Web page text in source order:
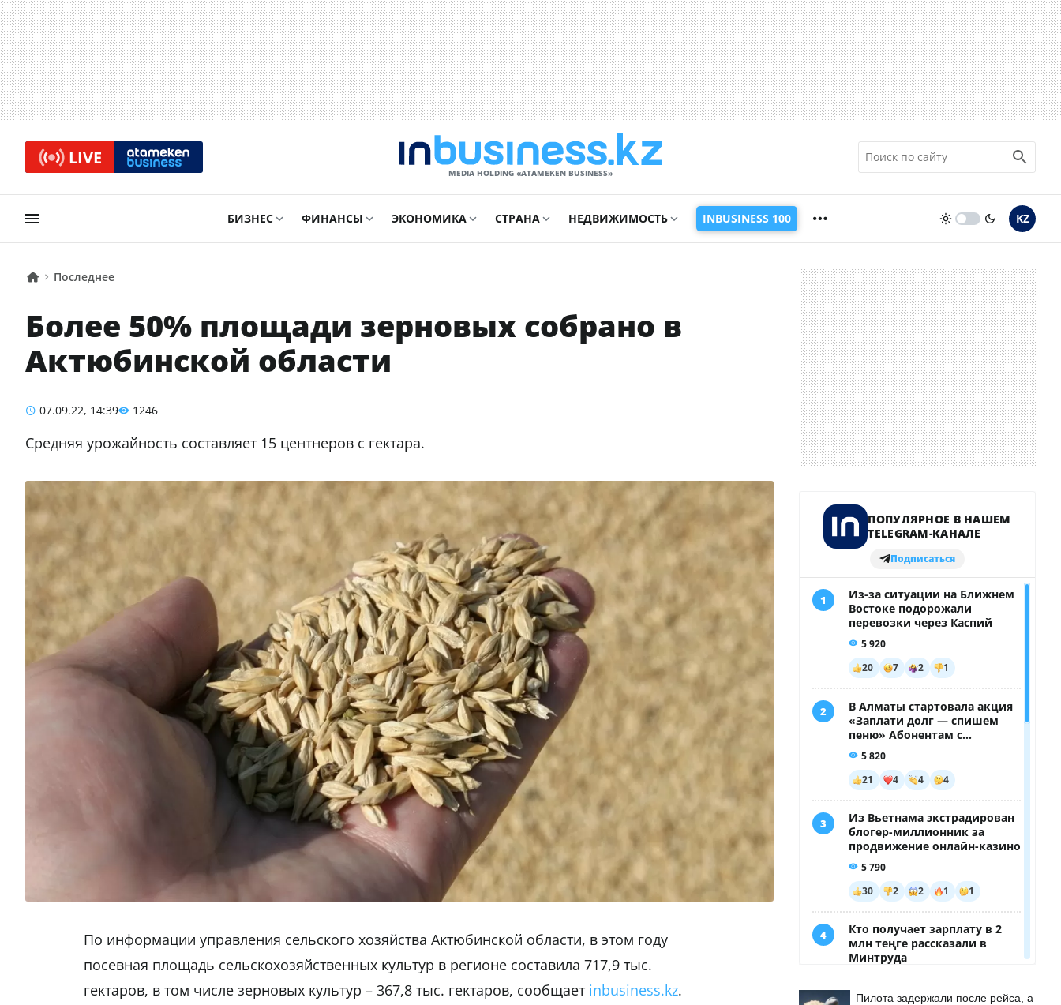
LIVE
MEDIA HOLDING «ATAMEKЕN BUSINESS»
БИЗНЕС ФИНАНСЫ ЭКОНОМИКА СТРАНА НЕДВИЖИМОСТЬ INBUSINESS 100 KZ
Последнее
Более 50% площади зерновых собрано в
Актюбинской области
07.09.22, 14:39 1246
Средняя урожайность составляет 15 центнеров с гектара.
По информации управления сельского хозяйства Актюбинской области, в этом году
посевная площадь сельскохозяйственных культур в регионе составила 717,9 тыс.
гектаров, в том числе зерновых культур – 367,8 тыс. гектаров, сообщает inbusiness.kz.
Пилота задержали после рейса, а